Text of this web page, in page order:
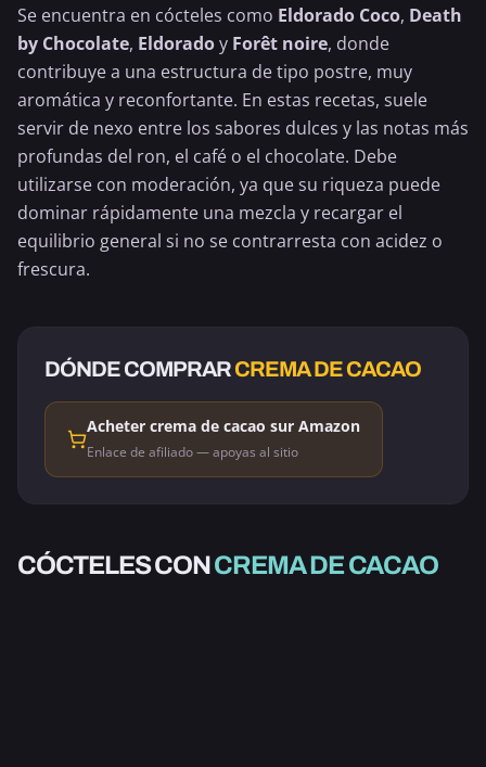
Se encuentra en cócteles como Eldorado Coco, Death
by Chocolate, Eldoradoy Forêt noire, donde
contribuye a una estructura de tipo postre, muy
aromática y reconfortante. En estas recetas, suele
servir de nexo entre los sabores dulces y las notas más
profundas del ron, el café o el chocolate. Debe
utilizarse con moderación, ya que su riqueza puede
dominar rápidamente una mezcla y recargar el
equilibrio general si no se contrarresta con acidez o
frescura.
DÓNDE COMPRARCREMA DE CACAO
Acheter crema de cacao sur Amazon
Enlace de afiliado — apoyas al sitio
CÓCTELES CONCREMA DE CACAO
ELDORADO COCO
MUERTE POR
CHOCOLATE
CON ALCOHOL CON ALCOHOL